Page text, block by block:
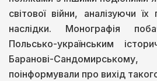
світової війни, аналізуючи
наслідки. Монографія
Польсько-українським
Баранові-
поінформували про вихід